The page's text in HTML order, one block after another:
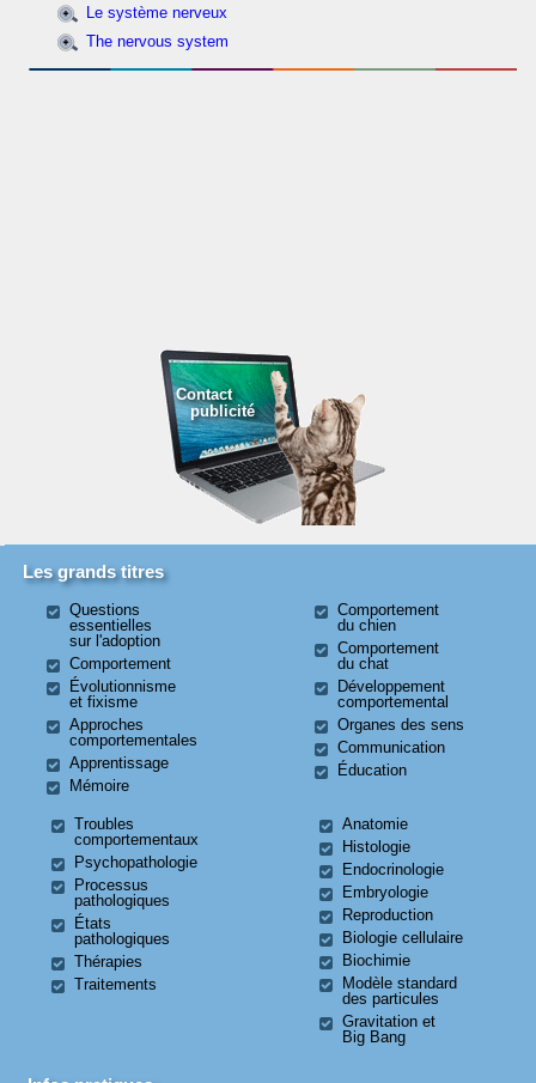
Le système nerveux
The nervous system
Contact
publicité
Les grands titres
Questions
essentielles
sur l'adoption
Comportement
Évolutionnisme
et fixisme
Approches
comportementales
Apprentissage
Mémoire
Comportement
du chien
Comportement
du chat
Développement
comportemental
Organes des sens
Communication
Éducation
Troubles
comportementaux
Psychopathologie
Processus
pathologiques
États
pathologiques
Thérapies
Traitements
Anatomie
Histologie
Endocrinologie
Embryologie
Reproduction
Biologie cellulaire
Biochimie
Modèle standard
des particules
Gravitation et
Big Bang